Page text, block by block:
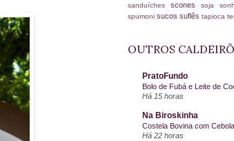
sanduíches scones soja
spumoni sucos suflês tapioca
OUTROS
PratoFundo
Bolo de Fubá e Leite de
Há 15 horas
Na Biroskinha
Costela Bovina com
Há 22 horas